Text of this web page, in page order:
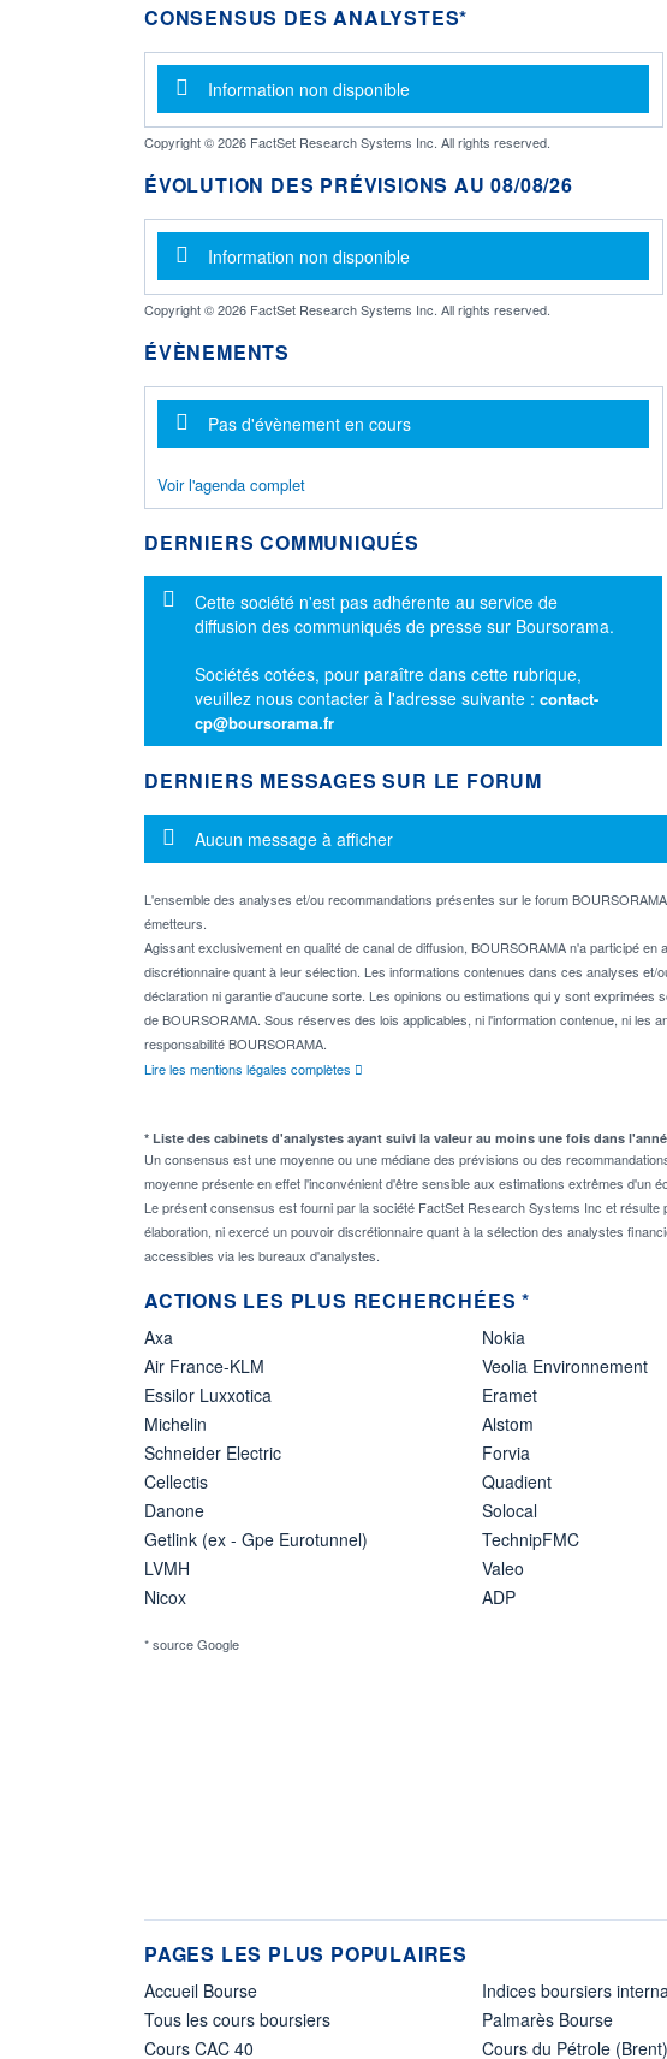
CONSENSUS DES ANALYSTES*
Message d'information
Information non disponible
Copyright © 2026 FactSet Research Systems Inc. All rights reserved.
ÉVOLUTION DES PRÉVISIONS AU 08/08/26
Message d'information
Information non disponible
Copyright © 2026 FactSet Research Systems Inc. All rights reserved.
ÉVÈNEMENTS
Message d'information
Pas d'évènement en cours
Voir l'agenda complet
DERNIERS COMMUNIQUÉS
Message d'information
Cette société n'est pas adhérente au service de
diffusion des communiqués de presse sur Boursorama.
Sociétés cotées, pour paraître dans cette rubrique,
veuillez nous contacter à l'adresse suivante : contact-
cp@boursorama.fr
DERNIERS MESSAGES SUR LE FORUM
Message d'information
Aucun message à afficher
L'ensemble des analyses et/ou recommandations présentes sur le forum
émetteurs.
Agissant exclusivement en qualité de canal de diffusion, BOURSORAMA n'a participé
discrétionnaire quant à leur sélection. Les informations contenues dans ces analyses
déclaration ni garantie d'aucune sorte. Les opinions ou estimations qui y sont
de BOURSORAMA. Sous réserves des lois applicables, ni l'information contenue, ni les
responsabilité BOURSORAMA.
Lire les mentions légales complètes
* Liste des cabinets d'analystes ayant suivi la valeur au moins une fois dans
Un consensus est une moyenne ou une médiane des prévisions ou des
moyenne présente en effet l'inconvénient d'être sensible aux estimations extrêmes d'un
Le présent consensus est fourni par la société FactSet Research Systems Inc et
élaboration, ni exercé un pouvoir discrétionnaire quant à la sélection des analystes
accessibles via les bureaux d'analystes.
ACTIONS LES PLUS RECHERCHÉES *
Axa
Air France-KLM
Essilor Luxxotica
Michelin
Schneider Electric
Cellectis
Danone
Getlink (ex - Gpe Eurotunnel)
LVMH
Nicox
Nokia
Veolia Environnement
Eramet
Alstom
Forvia
Quadient
Solocal
TechnipFMC
Valeo
ADP
* source Google
PAGES LES PLUS POPULAIRES
Accueil Bourse
Tous les cours boursiers
Cours CAC 40
Indices boursiers
Palmarès Bourse
Cours du Pétrole (Brent)